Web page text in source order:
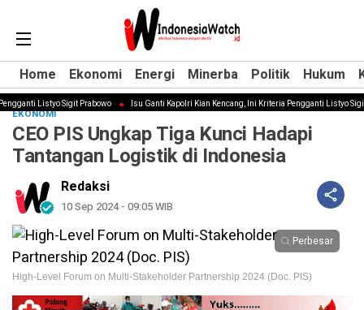
Home Ekonomi Energi Minerba Politik Hukum
Home Ekonomi Energi Minerba Politik Hukum
Listyo Sigit Prabowo Isu Ganti Kapolri Kian Kencang, Ini Kriteria Pengganti Listyo Sigit
EKONOMI
CEO PIS Ungkap Tiga Kunci Hadapi
Tantangan Logistik di Indonesia
Redaksi
10 Sep 2024 - 09:05 WIB
Perbesar
High-Level Forum on Multi-Stakeholder Partnership 2024 (Doc. PIS)